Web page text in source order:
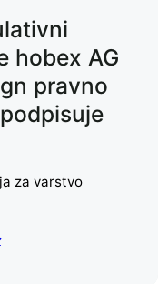
hobex AG
pravno
za varstvo